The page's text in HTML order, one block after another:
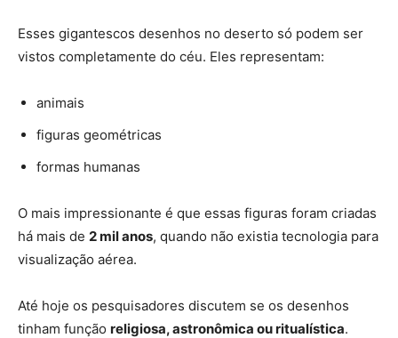
Esses gigantescos desenhos no deserto só podem ser
vistos completamente do céu. Eles representam:
animais
figuras geométricas
formas humanas
O mais impressionante é que essas figuras foram criadas
há mais de 2 mil anos, quando não existia tecnologia para
visualização aérea.
Até hoje os pesquisadores discutem se os desenhos
tinham função religiosa, astronômica ou ritualística.